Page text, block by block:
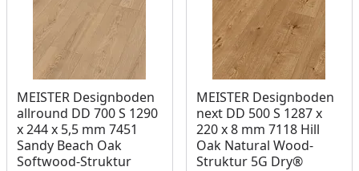
MEISTER Designboden
allround DD 700 S 1290
x 244 x 5,5 mm 7451
Sandy Beach Oak
Softwood-Struktur
Produkt am Lager
MEISTER Designboden
next DD 500 S 1287 x
220 x 8 mm 7118 Hill
Oak Natural Wood-
Struktur 5G Dry®